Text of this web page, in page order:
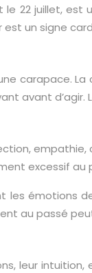
le 22 juillet,
un signe
carapace.
avant
empathie,
excessif au
émotions
au passé
leur